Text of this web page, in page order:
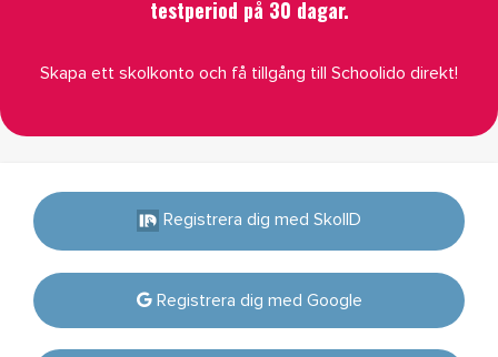
testperiod på 30 dagar.
Skapa ett skolkonto och få tillgång till Schoolido direkt!
Registrera dig med SkolID
Registrera dig med Google